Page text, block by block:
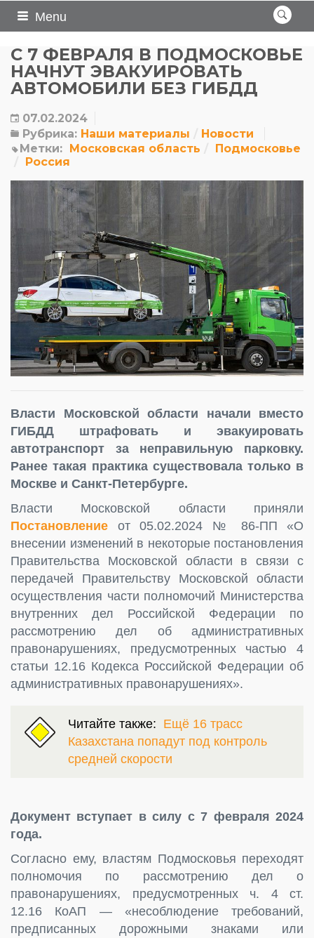
Menu
С 7 ФЕВРАЛЯ В ПОДМОСКОВЬЕ
НАЧНУТ ЭВАКУИРОВАТЬ
АВТОМОБИЛИ БЕЗ ГИБДД
07.02.2024
Рубрика: Наши материалы
Новости
Метки: Московская область
Подмосковье
Россия
Власти Московской области начали вместо
ГИБДД штрафовать и эвакуировать
автотранспорт за неправильную парковку.
Ранее такая практика существовала только в
Москве и Санкт-Петербурге.
Власти Московской области приняли
Постановление от 05.02.2024 № 86-ПП «О
внесении изменений в некоторые постановления
Правительства Московской области в связи с
передачей Правительству Московской области
осуществления части полномочий Министерства
внутренних дел Российской Федерации по
рассмотрению дел об административных
правонарушениях, предусмотренных частью 4
статьи 12.16 Кодекса Российской Федерации об
административных правонарушениях».
Читайте также: Ещё 16 трасс
Казахстана попадут под контроль
средней скорости
Документ вступает в силу с 7 февраля 2024
года.
Согласно ему, властям Подмосковья переходят
полномочия по рассмотрению дел о
правонарушениях, предусмотренных ч. 4 ст.
12.16 КоАП — «несоблюдение требований,
предписанных дорожными знаками или